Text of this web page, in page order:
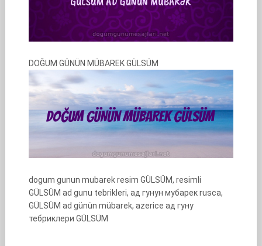
DOĞUM GÜNÜN MÜBAREK GÜLSÜM
dogum gunun mubarek resim GÜLSÜM, resimli
GÜLSÜM ad gunu tebrikleri, ад гунун мубарек rusca,
GÜLSÜM ad günün mübarek, azerice ад гуну
тебриклери GÜLSÜM